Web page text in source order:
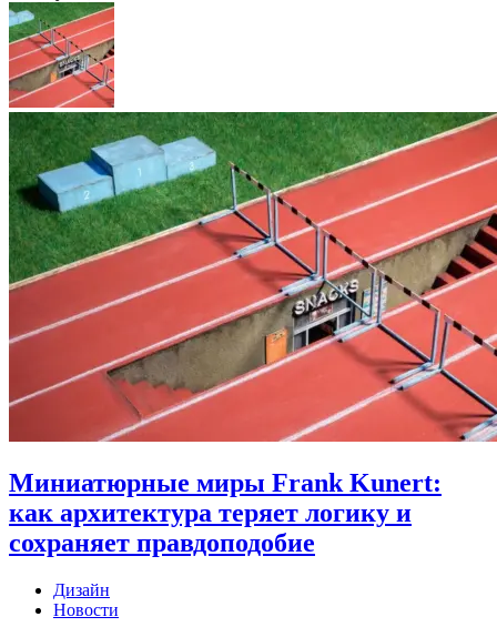
Миниатюрные миры Frank Kunert:
как архитектура теряет логику и
сохраняет правдоподобие
Дизайн
Новости